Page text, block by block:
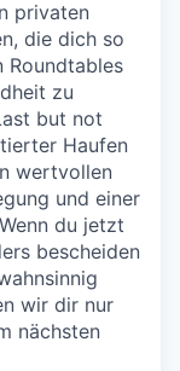
privaten
die dich so
Roundtables
zu
but not
Haufen
wertvollen
und einer
du jetzt
bescheiden
wir dir nur
nächsten